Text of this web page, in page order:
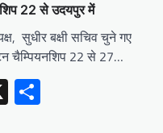
22 से उदयपुर में
सुधीर बक्षी सचिव चुने गए
चैम्पियनशिप 22 से 27…
X